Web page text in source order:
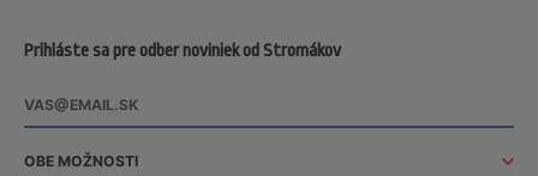
Prihláste sa pre odber noviniek od Stromákov